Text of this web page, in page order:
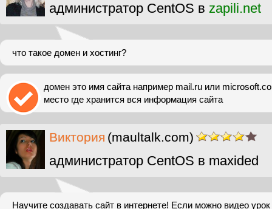
администратор CentOS в zapili.net
что такое домен и хостинг?
домен это имя сайта например mail.ru или
место где хранится вся информация сайта
Виктория (maultalk.com)
администратор CentOS в maxided
Научите создавать сайт в интернете! Если можно видео урок